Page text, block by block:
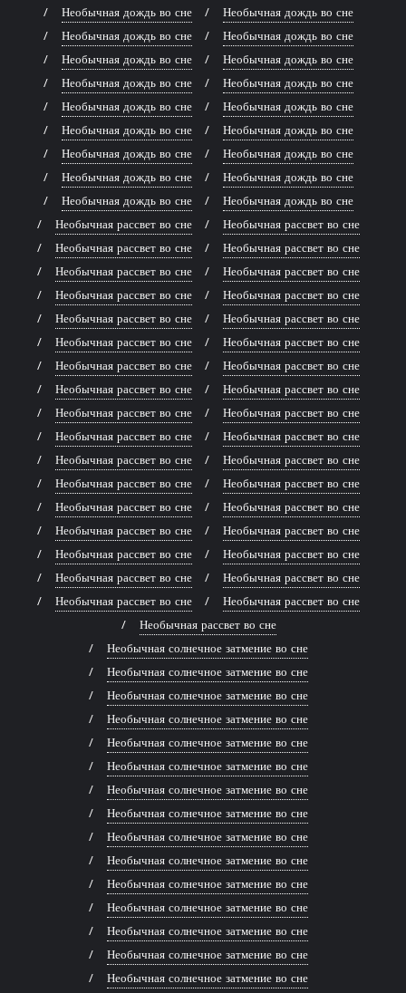
Необычная дождь во сне
Необычная дождь во сне
Необычная дождь во сне
Необычная дождь во сне
Необычная дождь во сне
Необычная дождь во сне
Необычная дождь во сне
Необычная дождь во сне
Необычная дождь во сне
Необычная дождь во сне
Необычная дождь во сне
Необычная дождь во сне
Необычная дождь во сне
Необычная дождь во сне
Необычная дождь во сне
Необычная дождь во сне
Необычная дождь во сне
Необычная дождь во сне
Необычная рассвет во сне
Необычная рассвет во сне
Необычная рассвет во сне
Необычная рассвет во сне
Необычная рассвет во сне
Необычная рассвет во сне
Необычная рассвет во сне
Необычная рассвет во сне
Необычная рассвет во сне
Необычная рассвет во сне
Необычная рассвет во сне
Необычная рассвет во сне
Необычная рассвет во сне
Необычная рассвет во сне
Необычная рассвет во сне
Необычная рассвет во сне
Необычная рассвет во сне
Необычная рассвет во сне
Необычная рассвет во сне
Необычная рассвет во сне
Необычная рассвет во сне
Необычная рассвет во сне
Необычная рассвет во сне
Необычная рассвет во сне
Необычная рассвет во сне
Необычная рассвет во сне
Необычная рассвет во сне
Необычная рассвет во сне
Необычная рассвет во сне
Необычная рассвет во сне
Необычная рассвет во сне
Необычная рассвет во сне
Необычная рассвет во сне
Необычная рассвет во сне
Необычная рассвет во сне
Необычная солнечное затмение во сне
Необычная солнечное затмение во сне
Необычная солнечное затмение во сне
Необычная солнечное затмение во сне
Необычная солнечное затмение во сне
Необычная солнечное затмение во сне
Необычная солнечное затмение во сне
Необычная солнечное затмение во сне
Необычная солнечное затмение во сне
Необычная солнечное затмение во сне
Необычная солнечное затмение во сне
Необычная солнечное затмение во сне
Необычная солнечное затмение во сне
Необычная солнечное затмение во сне
Необычная солнечное затмение во сне